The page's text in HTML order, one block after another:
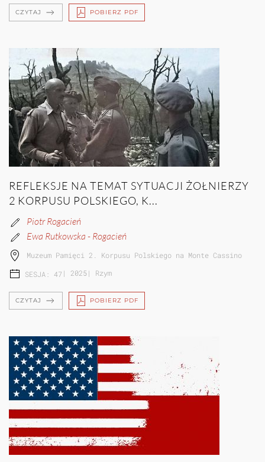
CZYTAJ POBIERZ PDF
REFLEKSJE NA TEMAT SYTUACJI ŻOŁNIERZY
2 KORPUSU POLSKIEGO, K...
Piotr Rogacień
Ewa Rutkowska - Rogacień
Muzeum Pamięci 2. Korpusu Polskiego na Monte Cassino
SESJA: 47 | 2025| Rzym
CZYTAJ POBIERZ PDF